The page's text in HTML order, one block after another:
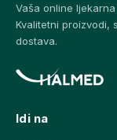
Vaša online
Kvalitetni proizvodi,
dostava.
Idi na